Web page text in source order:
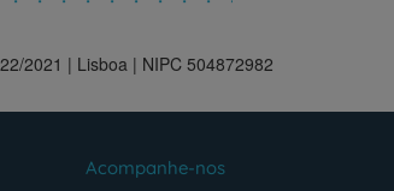
2021 | Lisboa | NIPC 504872982
Acompanhe-nos